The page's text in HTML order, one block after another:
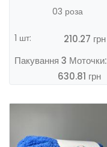
03 роза
1 шт:
210.27 грн
Пакування 3 Моточки:
630.81 грн